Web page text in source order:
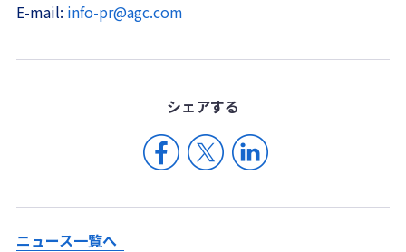
E-mail: info-pr@agc.com
シェアする
ニュース一覧へ